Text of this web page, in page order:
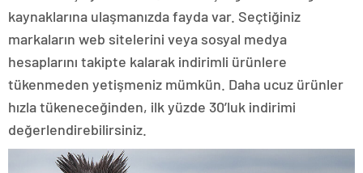
kaynaklarına ulaşmanızda fayda var. Seçtiğiniz
markaların web sitelerini veya sosyal medya
hesaplarını takipte kalarak indirimli ürünlere
tükenmeden yetişmeniz mümkün. Daha ucuz ürünler
hızla tükeneceğinden, ilk yüzde 30’luk indirimi
değerlendirebilirsiniz.